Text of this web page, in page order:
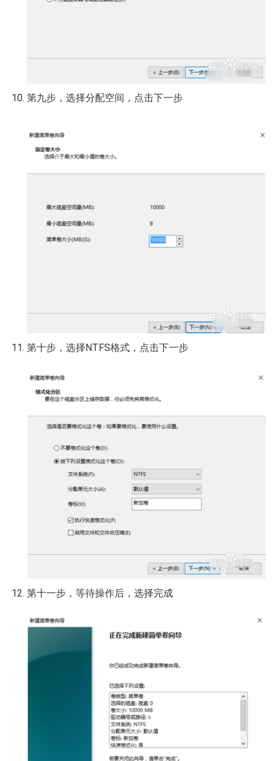
第九步，选择分配空间，点击下一步
第十步，选择NTFS格式，点击下一步
第十一步，等待操作后，选择完成